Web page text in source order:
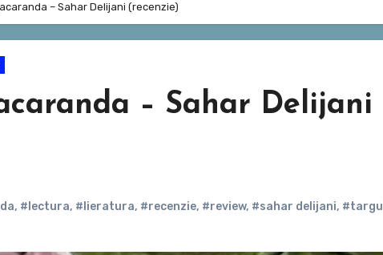
– Sahar Delijani (recenzie)
– Sahar Delijani
, #lectura, #lieratura, #recenzie, #review, #sahar delijani, #targul